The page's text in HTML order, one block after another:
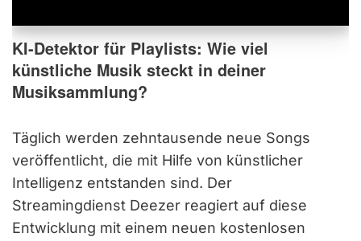
KI-Detektor für Playlists: Wie viel
künstliche Musik steckt in deiner
Musiksammlung?
Täglich werden zehntausende neue Songs
veröffentlicht, die mit Hilfe von künstlicher
Intelligenz entstanden sind. Der
Streamingdienst Deezer reagiert auf diese
Entwicklung mit einem neuen kostenlosen